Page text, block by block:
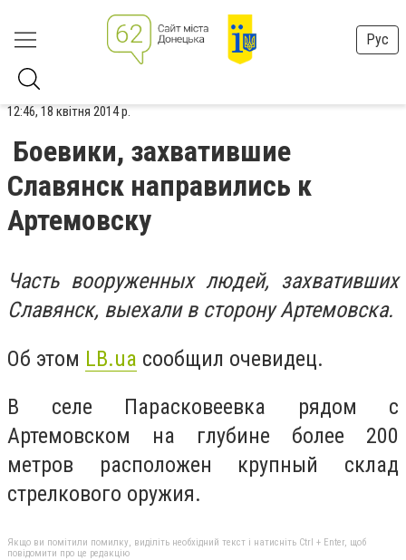
Рус
12:46, 18 квітня 2014 р.
Боевики, захватившие
Славянск направились к
Артемовску
Часть вооруженных людей, захвативших
Славянск, выехали в сторону Артемовска.
Об этом LB.ua сообщил очевидец.
В селе Парасковеевка рядом с
Артемовском на глубине более 200
метров расположен крупный склад
стрелкового оружия.
Якщо ви помітили помилку, виділіть необхідний текст і натисніть Ctrl + Enter, щоб
повідомити про це редакцію